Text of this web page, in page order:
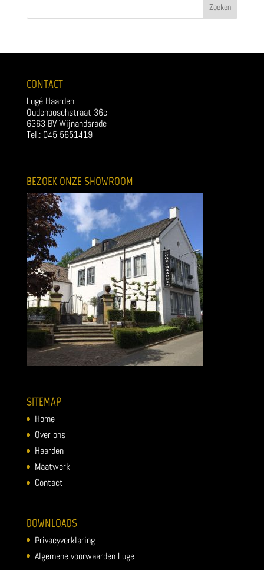
CONTACT
Lugé Haarden
Oudenboschstraat 36c
6363 BV Wijnandsrade
Tel.: 045 5651419
BEZOEK ONZE SHOWROOM
SITEMAP
Home
Over ons
Haarden
Maatwerk
Contact
DOWNLOADS
Privacyverklaring
Algemene voorwaarden Luge